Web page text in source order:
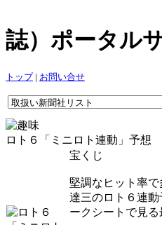
誌）ポータル
トップ| お問い合せ
ロト６「ミニロト連動」予想
宝くじ
堅調なヒット率
達三のロト６連
ークシートで見